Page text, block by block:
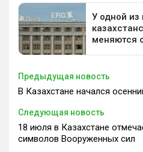
Предыдущая новость
В Казахстане начался
Следующая новость
18 июля в Казахстане
символов Вооруженных сил